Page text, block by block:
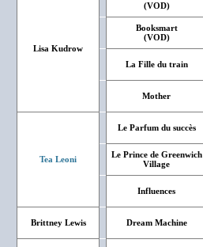
Lisa Kudrow
(VOD)
Booksmart
(VOD)
La Fille du train
Mother
Tea Leoni
Le Parfum du succès
Le Prince de Greenwich
Village
Influences
Brittney Lewis Dream Machine